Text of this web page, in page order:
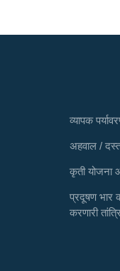
व्यापक
अहवाल /
कृती योजना
प्रदूषण भार
करणारी